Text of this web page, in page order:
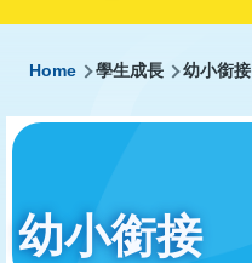
Main
navigation
Breadcrumb
Home 學生成長 幼小銜接
幼小銜接